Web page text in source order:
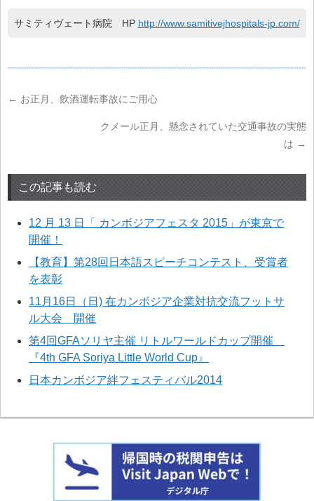
サミティヴェート病院 HP http://www.samitivejhospitals-jp.com/
← お正月、飲酒運転事故にご用心
クメール正月、懸念されていた交通事故の実態
は →
この記事も読む
12 月 13 日「 カンボジアフェスタ 2015」が東京で
開催！
【教育】第28回日本語スピーチコンテスト、受賞者
を表彰
11月16日（日) 在カンボジア企業対抗交流フットサ
ル大会 開催
第4回GFAソリヤ主催 リトルワールドカップ開催
『4th GFA Soriya Little World Cup』
日本カンボジア絆フェスティバル2014